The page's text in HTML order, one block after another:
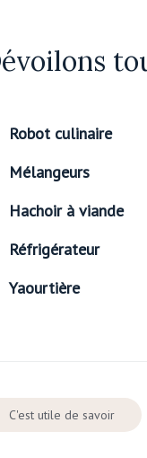
Robot culinaire
Mélangeurs
Hachoir à viande
Réfrigérateur
Yaourtière
C'est utile de savoir